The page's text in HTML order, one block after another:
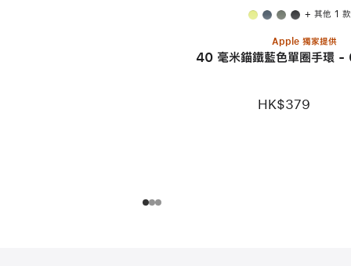
+ 其他 1 款
Apple 獨家提供
40 毫米錨鐵藍色單圈手環 -
HK$379